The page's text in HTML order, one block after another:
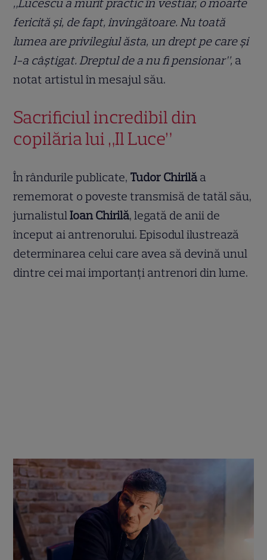
fericită și, de fapt, învingătoare. Nu toată
lumea are privilegiul ăsta, un drept pe care și
l-a câștigat. Dreptul de a nu fi pensionar”, a
notat artistul în mesajul său.
Sacrificiul incredibil din
copilăria lui „Il Luce”
În rândurile publicate, Tudor Chirilă a
rememorat o poveste transmisă de tatăl său,
jurnalistulIoan Chirilă, legată de anii de
început ai antrenorului. Episodul ilustrează
determinarea celui care avea să devină unul
dintre cei mai importanți antrenori din lume.